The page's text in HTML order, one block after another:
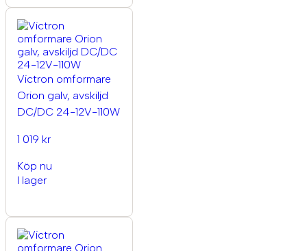
Victron omformare
Orion galv, avskiljd
DC/DC 24-12V-110W
1 019 kr
Köp nu
I lager